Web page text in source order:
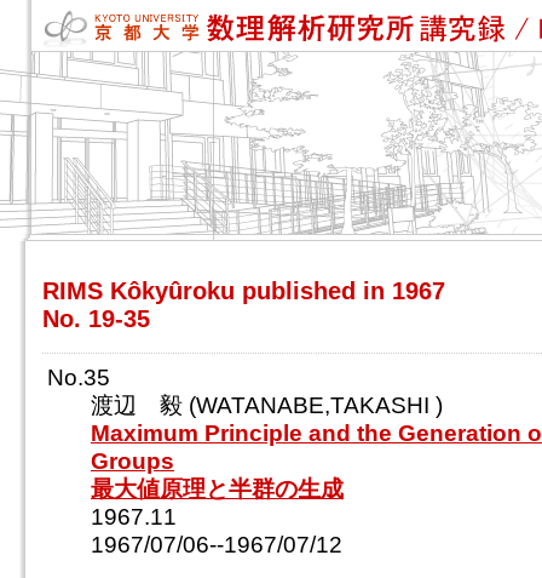
RIMS Kôkyûroku published in 1967
No. 19-35
No.35
渡辺 毅 (WATANABE,TAKASHI )
Maximum Principle and the Generation
Groups
最大値原理と半群の生成
1967.11
1967/07/06--1967/07/12